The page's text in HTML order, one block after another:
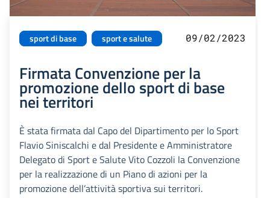
sport di base sport e salute 09/02/2023
Firmata Convenzione per la
promozione dello sport di base
nei territori
È stata firmata dal Capo del Dipartimento per lo Sport
Flavio Siniscalchi e dal Presidente e Amministratore
Delegato di Sport e Salute Vito Cozzoli la Convenzione
per la realizzazione di un Piano di azioni per la
promozione dell’attività sportiva sui territori.